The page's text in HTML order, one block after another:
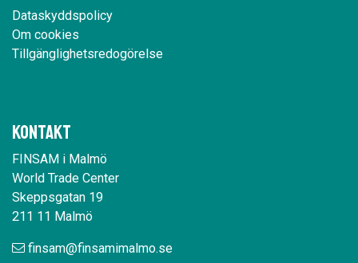
Dataskyddspolicy
Om cookies
Tillgänglighetsredogörelse
Kontakt
FINSAM i Malmö
World Trade Center
Skeppsgatan 19
211 11 Malmö
finsam@finsamimalmo.se